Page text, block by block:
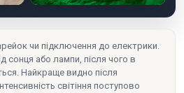
чи підключення до електрики.
сонця або лампи, після чого в
Найкраще видно після
світіння поступово